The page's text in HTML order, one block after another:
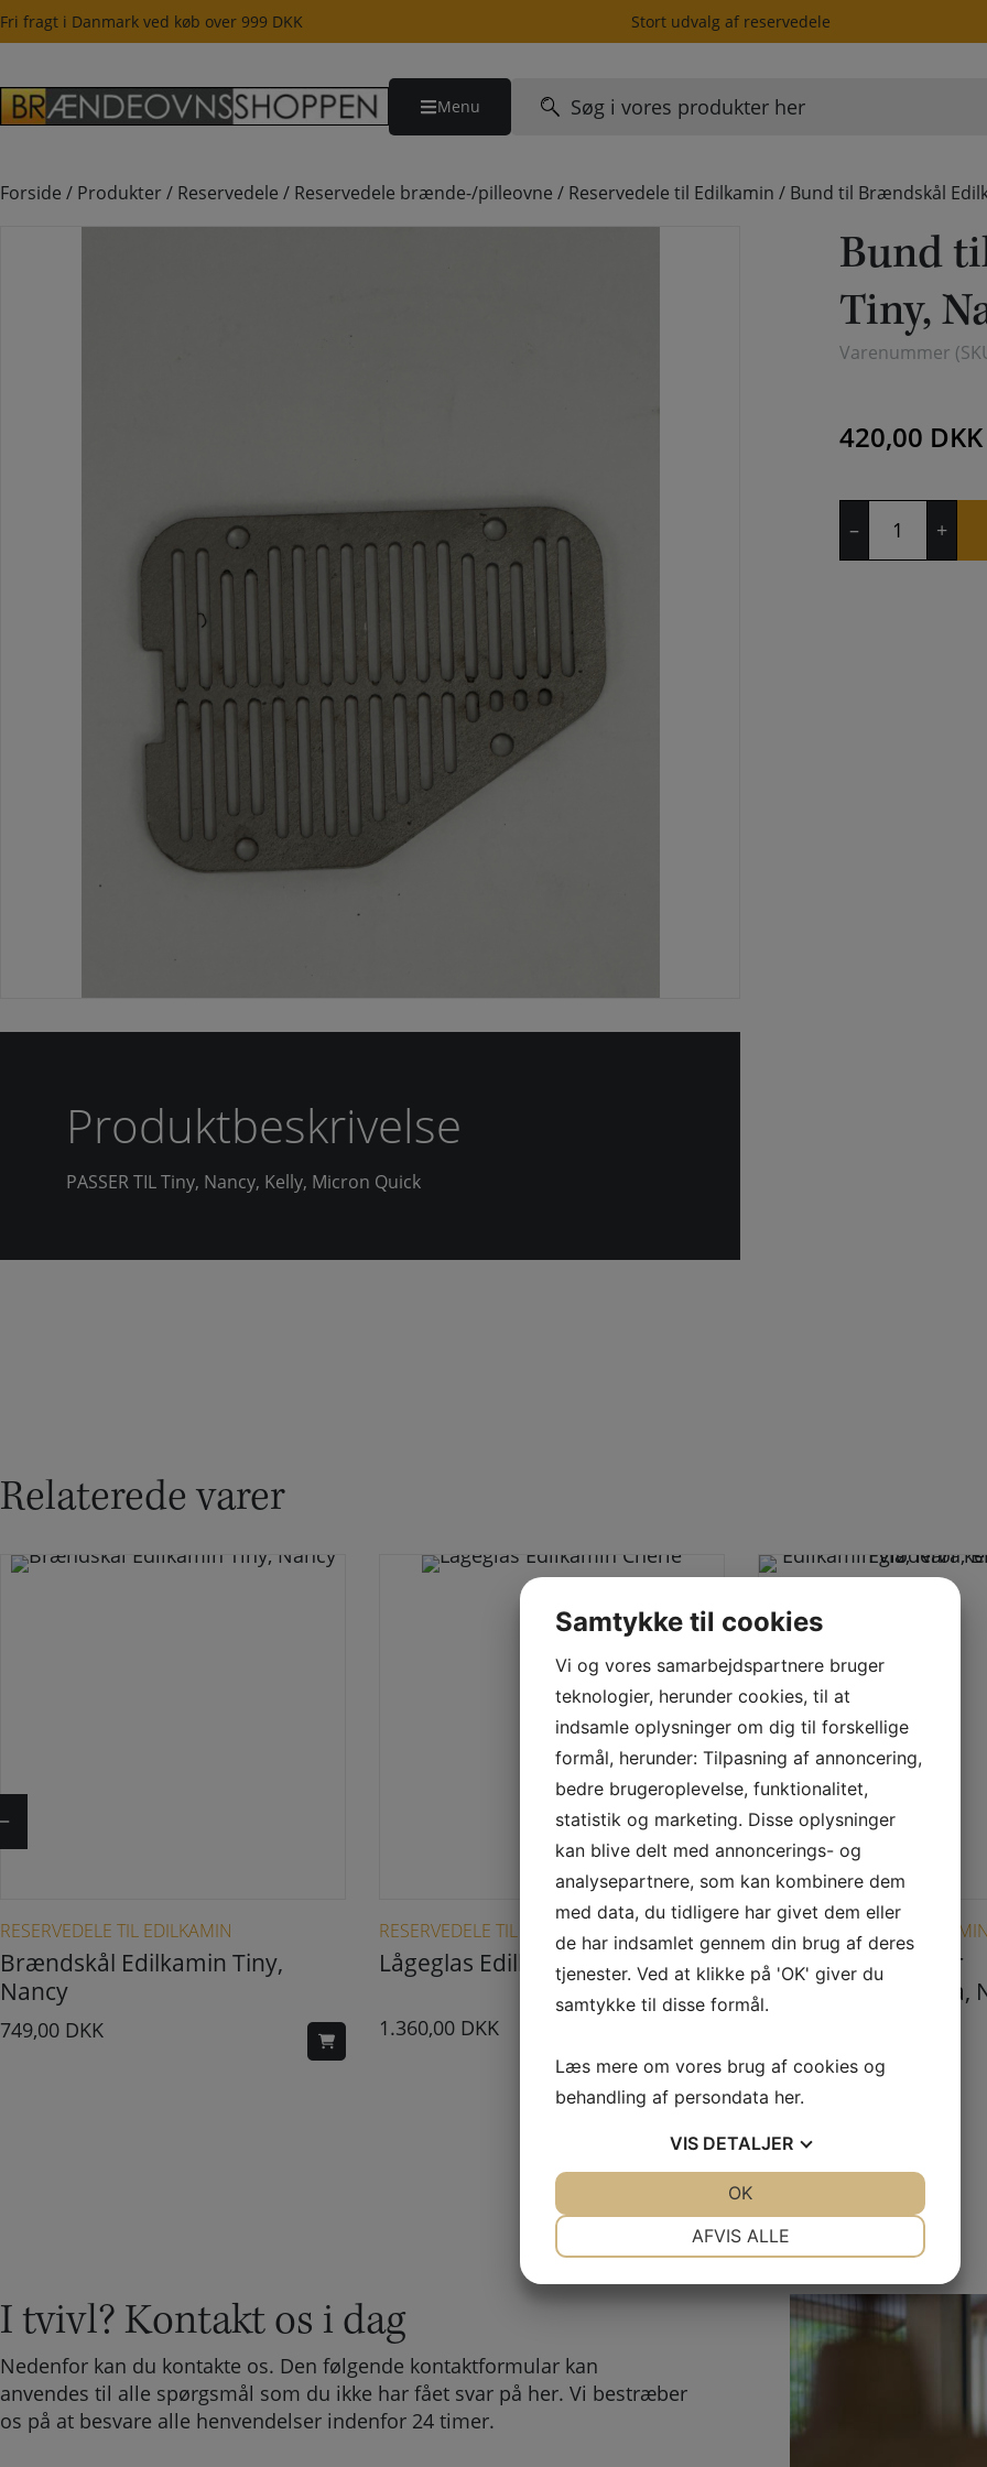
Hop
til
Fri fragt i Danmark ved køb over 999 DKK Stort udvalg af reservedele
Menu
Søg
efter:
Forside / Produkter/ Reservedele / Reservedele brænde-/pilleovne / Reservedele til Edilkamin / Bund til Brændskål
Produktbeskrivelse
PASSER TIL Tiny, Nancy, Kelly, Micron Quick
Bund
Tiny,
Varenummer
420,00 DKK
–
til
Brændskål
+
Relaterede varer
RESERVEDELE TIL EDILKAMIN
Brændskål Edilkamin Tiny,
Nancy
749,00 DKK
RESERVEDELE TIL EDILKAMIN
Lågeglas Edilkamin Cherie
1.360,00 DKK
RESERVEDELE TIL EDILKAMIN
Edilkamin gløderør
keramisk (bl.a. Evia,
Bild)
649,00DKK
I tvivl? Kontakt os i dag
Nedenfor kan du kontakte os. Den følgende kontaktformular kan
anvendes til alle spørgsmål som du ikke har fået svar på her. Vi bestræber
os på at besvare alle henvendelser indenfor 24 timer.
Samtykke til cookies
Vi og vores samarbejdspartnere bruger
teknologier, herunder cookies, til at
indsamle oplysninger om dig til forskellige
formål, herunder: Tilpasning af annoncering,
bedre brugeroplevelse, funktionalitet,
statistik og marketing. Disse oplysninger
kan blive delt med annoncerings- og
analysepartnere, som kan kombinere dem
med data, du tidligere har givet dem eller
de har indsamlet gennem din brug af deres
tjenester. Ved at klikke på 'OK' giver du
samtykke til disse formål.
Læs mere om vores brug af cookies og
behandling af persondata her.
VIS DETALJER
STATISTIK
AFVIS ALLE
OK